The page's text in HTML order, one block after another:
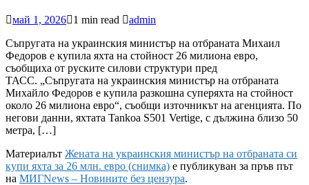
май 1, 2026 1 min read
admin
Съпругата на украинския министър на отбраната Михаил
Федоров е купила яхта на стойност 26 милиона евро,
съобщиха от руските силови структури пред
ТАСС. „Съпругата на украинския министър на отбраната
Михайло Федоров е купила разкошна суперяхта на стойност
около 26 милиона евро“, съобщи източникът на агенцията. По
негови данни, яхтата Tankoa S501 Vertige, с дължина близо 50
метра, […]
Материалът Жената на украинския министър на отбраната си
купи яхта за 26 млн. евро (снимка) е публикуван за пръв път
на МИГNews – Новините без цензура.